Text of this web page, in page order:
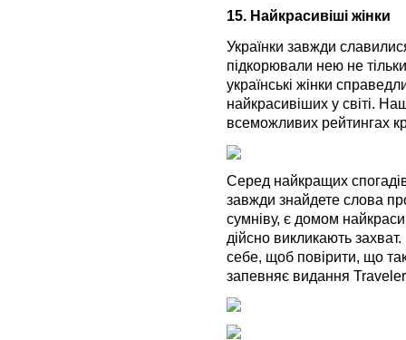
15. Найкрасивіші жінки
Українки завжди
підкорювали нею не
українські жінки
найкрасивіших у світі.
всеможливих рейтингах
Серед найкращих
завжди знайдете слова
сумніву, є домом
дійсно викликають
себе, щоб повірити, що
запевняє видання